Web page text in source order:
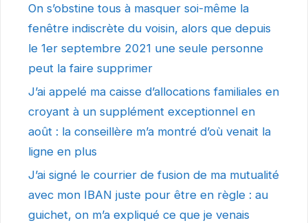
On s’obstine tous à masquer soi-même la
fenêtre indiscrète du voisin, alors que depuis
le 1er septembre 2021 une seule personne
peut la faire supprimer
J’ai appelé ma caisse d’allocations familiales en
croyant à un supplément exceptionnel en
août : la conseillère m’a montré d’où venait la
ligne en plus
J’ai signé le courrier de fusion de ma mutualité
avec mon IBAN juste pour être en règle : au
guichet, on m’a expliqué ce que je venais